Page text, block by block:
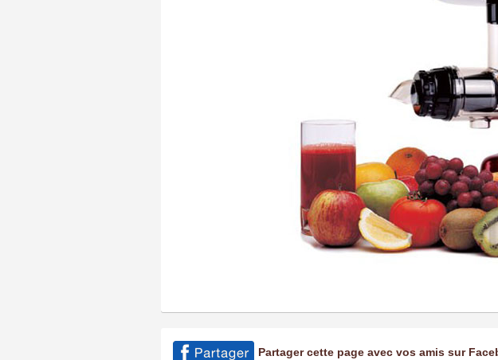
Partager cette page avec vos amis sur